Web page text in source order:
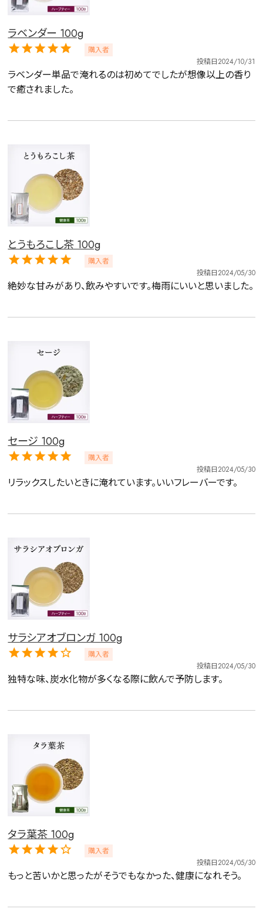
キーワードで探す
ラベンダー 100g
購入者
投稿日2024/10/31
ラベンダー単品で淹れるのは初めてでしたが想像以上の香り
で癒されました。
とうもろこし茶 100g
購入者
投稿日2024/05/30
絶妙な甘みがあり、飲みやすいです。梅雨にいいと思いました。
セージ 100g
購入者
投稿日2024/05/30
リラックスしたいときに淹れています。いいフレーバーです。
サラシアオブロンガ 100g
購入者
投稿日2024/05/30
独特な味、炭水化物が多くなる際に飲んで予防します。
タラ葉茶 100g
購入者
投稿日2024/05/30
もっと苦いかと思ったがそうでもなかった、健康になれそう。